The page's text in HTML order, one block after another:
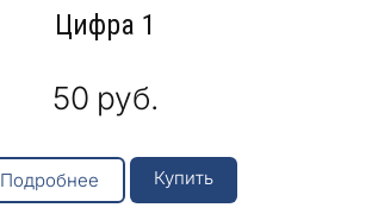
Цифра 1
50 руб.
Подробнее Купить